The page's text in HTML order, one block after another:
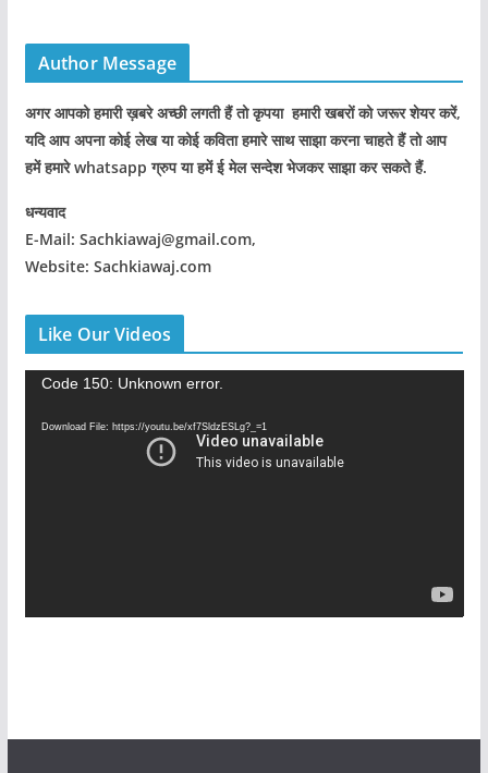
Author Message
अगर आपको हमारी ख़बरे अच्छी लगती हैं तो कृपया हमारी खबरों को जरूर शेयर करें,
यदि आप अपना कोई लेख या कोई कविता हमारे साथ साझा करना चाहते हैं तो आप
हमें हमारे whatsapp ग्रुप या हमें ई मेल सन्देश भेजकर साझा कर सकते हैं.
धन्यवाद
E-Mail: Sachkiawaj@gmail.com,
Website: Sachkiawaj.com
Like Our Videos
Code 150: Unknown error.
Download File: https://youtu.be/xf7SldzESLg?_=1